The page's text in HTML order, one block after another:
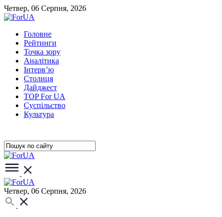
Четвер, 06 Серпня, 2026
Головне
Рейтинги
Точка зору
Аналітика
Інтерв’ю
Столиця
Дайджест
TOP For UA
Суспiльство
Культура
Четвер, 06 Серпня, 2026